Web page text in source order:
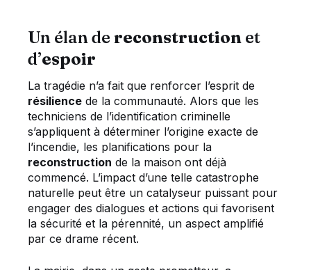
Un élan de reconstruction et
d’espoir
La tragédie n’a fait que renforcer l’esprit de
résilience de la communauté. Alors que les
techniciens de l’identification criminelle
s’appliquent à déterminer l’origine exacte de
l’incendie, les planifications pour la
reconstruction de la maison ont déjà
commencé. L’impact d’une telle catastrophe
naturelle peut être un catalyseur puissant pour
engager des dialogues et actions qui favorisent
la sécurité et la pérennité, un aspect amplifié
par ce drame récent.